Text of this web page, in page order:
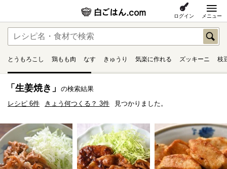
ログイン メニュー
とうもろこし 鶏もも肉 なす きゅうり 気楽に作れる ズッキーニ 枝
「生姜焼き」
の検索結果
レシピ 6件
きょう何つくる？ 3件 見つかりました。